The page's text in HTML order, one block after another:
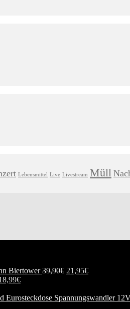
Lebensmittel Live Livestream Müll
Biertower 39,90€ 21,95€
€
Spannungswandler